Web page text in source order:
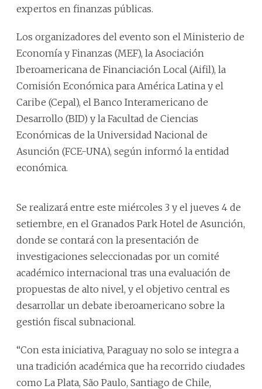
expertos en finanzas públicas.
Los organizadores del evento son el Ministerio de
Economía y Finanzas (MEF), la Asociación
Iberoamericana de Financiación Local (Aifil), la
Comisión Económica para América Latina y el
Caribe (Cepal), el Banco Interamericano de
Desarrollo (BID) y la Facultad de Ciencias
Económicas de la Universidad Nacional de
Asunción (FCE-UNA), según informó la entidad
económica.
Se realizará entre este miércoles 3 y el jueves 4 de
setiembre, en el Granados Park Hotel de Asunción,
donde se contará con la presentación de
investigaciones seleccionadas por un comité
académico internacional tras una evaluación de
propuestas de alto nivel, y el objetivo central es
desarrollar un debate iberoamericano sobre la
gestión fiscal subnacional.
“Con esta iniciativa, Paraguay no solo se integra a
una tradición académica que ha recorrido ciudades
como La Plata, São Paulo, Santiago de Chile,